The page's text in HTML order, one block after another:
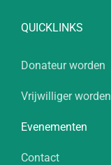
QUICKLINKS
Donateur worden
Vrijwilliger worden
Evenementen
Contact